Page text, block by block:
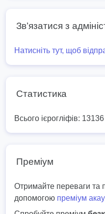
Зв’язатися з
Натисніть тут, щоб
Статистика
Всього ієрогліфів: 13136
Преміум
Отримайте переваги та
допомогою преміум